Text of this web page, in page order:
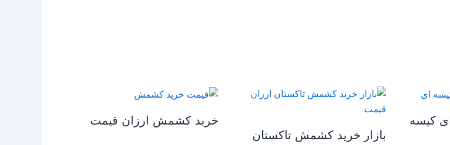
کیسه
بازار خرید کشمش تاکستان
خرید کشمش ارزان قیمت